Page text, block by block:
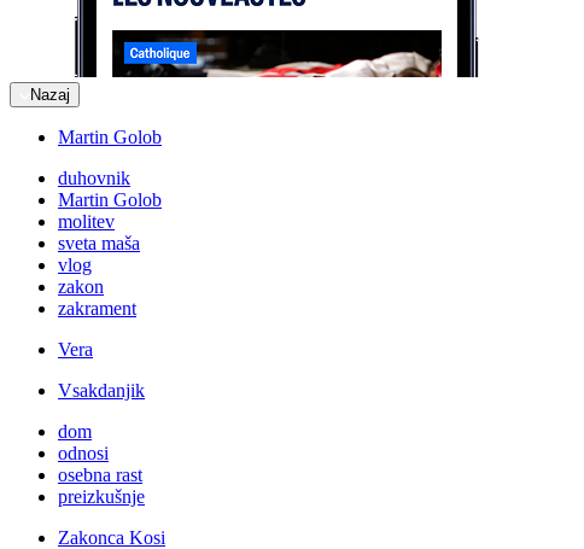
Nazaj
Martin Golob
duhovnik
Martin Golob
molitev
sveta maša
vlog
zakon
zakrament
Vera
Vsakdanjik
dom
odnosi
osebna rast
preizkušnje
Zakonca Kosi